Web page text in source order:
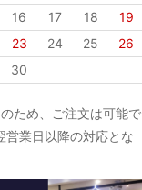
16 17 18
19
23 24 25
26
30
ため、ご注文は可能で
営業日以降の対応とな